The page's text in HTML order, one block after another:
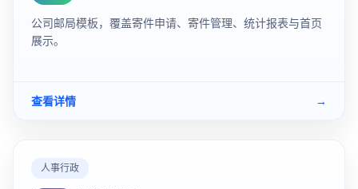
公司邮局模板，覆盖寄件申请、寄件管理、统计报表与首页
展示。
查看详情 →
人事行政